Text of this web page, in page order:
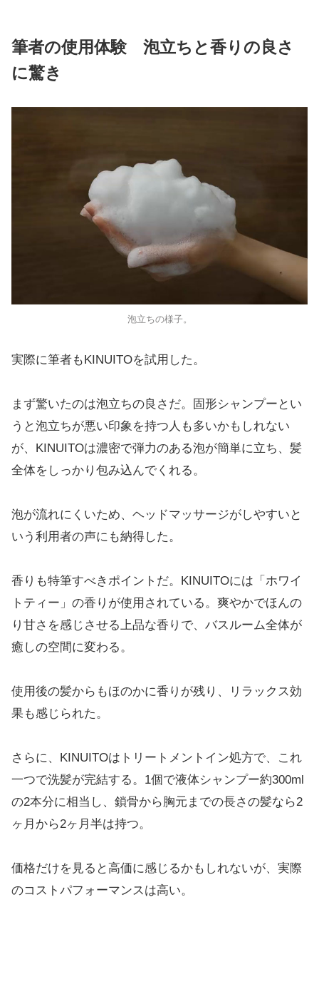
筆者の使用体験 泡立ちと香りの良さ
に驚き
泡立ちの様子。
実際に筆者もKINUITOを試用した。
まず驚いたのは泡立ちの良さだ。固形シャンプーとい
うと泡立ちが悪い印象を持つ人も多いかもしれない
が、KINUITOは濃密で弾力のある泡が簡単に立ち、髪
全体をしっかり包み込んでくれる。
泡が流れにくいため、ヘッドマッサージがしやすいと
いう利用者の声にも納得した。
香りも特筆すべきポイントだ。KINUITOには「ホワイ
トティー」の香りが使用されている。爽やかでほんの
り甘さを感じさせる上品な香りで、バスルーム全体が
癒しの空間に変わる。
使用後の髪からもほのかに香りが残り、リラックス効
果も感じられた。
さらに、KINUITOはトリートメントイン処方で、これ
一つで洗髪が完結する。1個で液体シャンプー約300ml
の2本分に相当し、鎖骨から胸元までの長さの髪なら2
ヶ月から2ヶ月半は持つ。
価格だけを見ると高価に感じるかもしれないが、実際
のコストパフォーマンスは高い。